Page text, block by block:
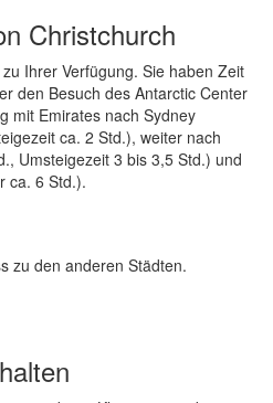
Christchurch
Ihrer Verfügung. Sie haben Zeit
den Besuch des Antarctic Center
mit Emirates nach Sydney
ca. 2 Std.), weiter nach
Umsteigezeit 3 bis 3,5 Std.) und
ca. 6 Std.).
zu den anderen Städten.